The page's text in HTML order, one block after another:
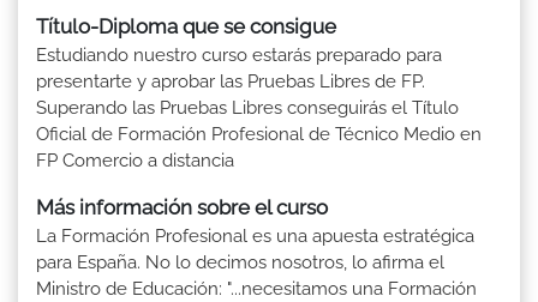
Título-Diploma que se consigue
Estudiando nuestro curso estarás preparado para
presentarte y aprobar las Pruebas Libres de FP.
Superando las Pruebas Libres conseguirás el Título
Oficial de Formación Profesional de Técnico Medio en
FP Comercio a distancia
Más información sobre el curso
La Formación Profesional es una apuesta estratégica
para España. No lo decimos nosotros, lo afirma el
Ministro de Educación: "...necesitamos una Formación